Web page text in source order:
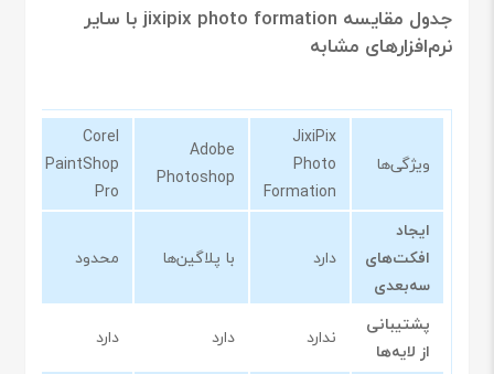
جدول مقایسه jixipix photo formation با سایر
نرم‌افزارهای مشابه
ویژگی‌ها
JixiPix
Photo
Formation
Adobe
Photoshop
Corel
PaintShop
Pro
ایجاد
افکت‌های
سه‌بعدی
دارد با پلاگین‌ها محدود
پشتیبانی
از لایه‌ها
ندارد دارد دارد